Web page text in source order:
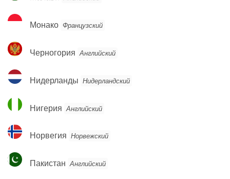
Монако
Монако Французский
Черногория
Черногория Английский
Нидерланды
Нидерланды Нидерландский
Нигерия
Нигерия Английский
Норвегия
Норвегия Норвежский
Пакистан
Пакистан Английский